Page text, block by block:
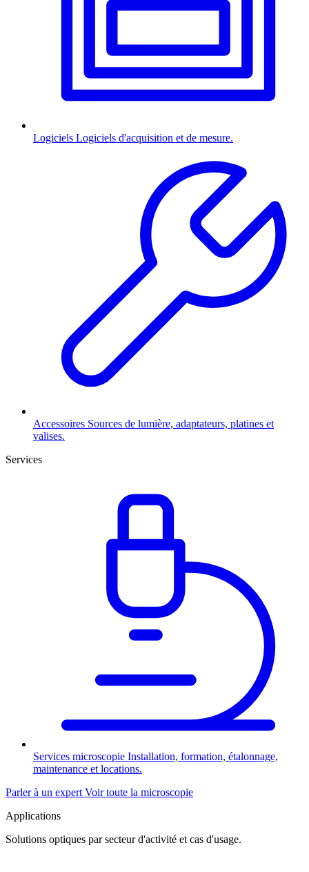
Logiciels Logiciels d'acquisition et de mesure.
Accessoires Sources de lumière, adaptateurs, platines et
valises.
Services
Services microscopie Installation, formation, étalonnage,
maintenance et locations.
Parler à un expert Voir toute la microscopie
Applications
Solutions optiques par secteur d'activité et cas d'usage.